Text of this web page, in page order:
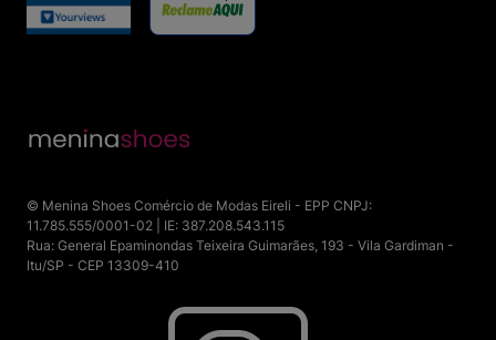
© Menina Shoes Comércio de Modas Eireli - EPP CNPJ:
11.785.555/0001-02 | IE: 387.208.543.115
Rua: General Epaminondas Teixeira Guimarães, 193 - Vila Gardiman -
Itu/SP - CEP 13309-410